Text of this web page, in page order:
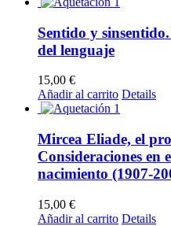
Sentido y
del lenguaje
15,00 €
Añadir al carrito Details
Mircea Eliade, el
Consideraciones en
nacimiento (1907-
15,00 €
Añadir al carrito Details